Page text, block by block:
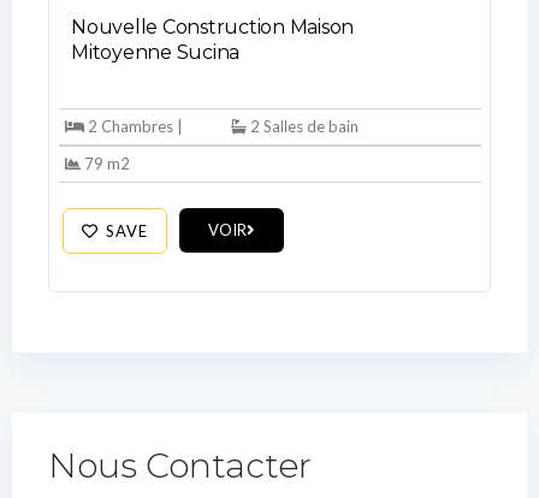
Nouvelle Construction Maison
Mitoyenne Sucina
2 Chambres |
2 Salles de bain
79 m2
SAVE VOIR
Nous Contacter